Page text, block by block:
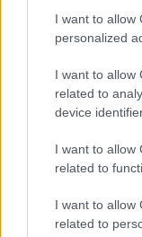
I want to allow
personalized
I want to allow
related to
device
I want to allow
related to
I want to allow
related to
Guida al
strumenti gratis
Matteo Pellegrino · 3 Ago
TEEN NEWS